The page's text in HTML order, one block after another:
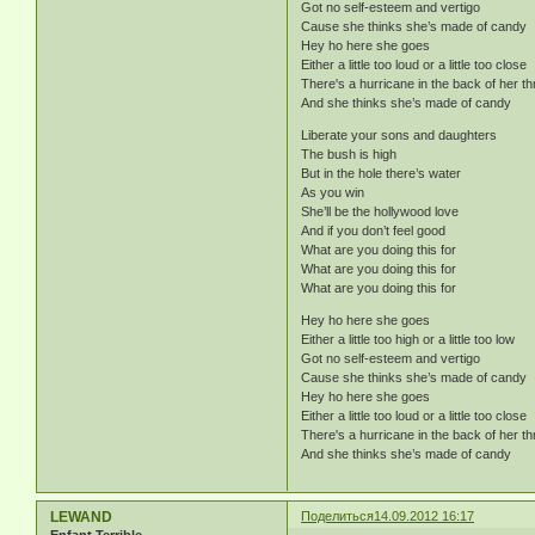
Got no self-esteem and vertigo
Cause she thinks she’s made of candy
Hey ho here she goes
Either a little too loud or a little too close
There's a hurricane in the back of her
And she thinks she’s made of candy
Liberate your sons and daughters
The bush is high
But in the hole there’s water
As you win
She’ll be the hollywood love
And if you don’t feel good
What are you doing this for
What are you doing this for
What are you doing this for
Hey ho here she goes
Either a little too high or a little too low
Got no self-esteem and vertigo
Cause she thinks she’s made of candy
Hey ho here she goes
Either a little too loud or a little too close
There's a hurricane in the back of her
And she thinks she’s made of candy
Поделиться14.09.2012 16:17
LEWAND